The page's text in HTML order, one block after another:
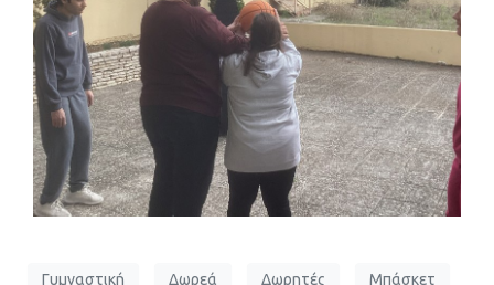
Γυμναστική Δωρεά Δωρητές Μπάσκετ